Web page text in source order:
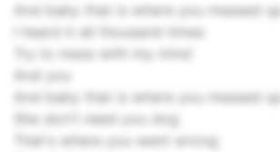
And baby that is where you messed up
I heard it all thousand times
Try to mess with my mind
And you
And baby that is where you messed up
She don't need you dog
That's where you went wrong